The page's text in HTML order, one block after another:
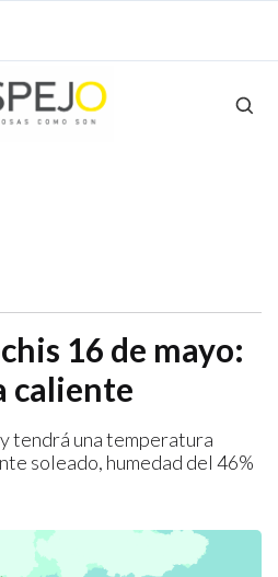
16 de mayo:
caliente
tendrá una temperatura
soleado, humedad del 46%